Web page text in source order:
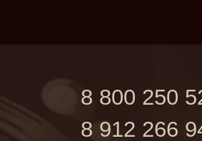
8 800 250
8 912 266